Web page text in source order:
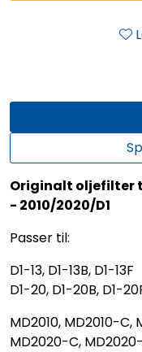
Originalt oljefilter
- 2010/2020/D1
Passer til:
D1-13, D1-13B, D1-13F
D1-20, D1-20B, D1-
MD2010, MD2010-C,
MD2020-C,